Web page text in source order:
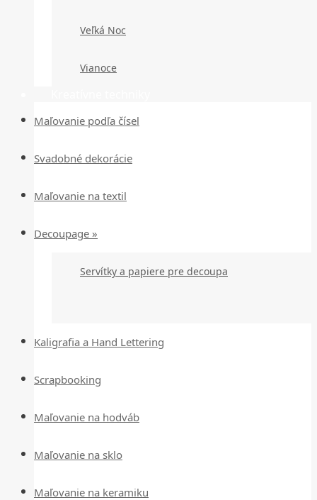
Veľká Noc
Vianoce
Maľovanie podľa čísel
Svadobné dekorácie
Maľovanie na textil
Decoupage »
Servítky a papiere pre decoupa
Kaligrafia a Hand Lettering
Scrapbooking
Maľovanie na hodváb
Maľovanie na sklo
Maľovanie na keramiku